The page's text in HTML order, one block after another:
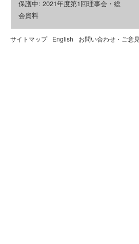
保護中: 2021年度第1回理事会・総
会資料
サイトマップ English お問い合わせ・ご意見